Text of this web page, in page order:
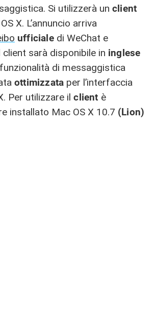
Si utilizzerà un client
X. L’annuncio arriva
ufficialedi WeChat e
sarà disponibile in inglese
di messaggistica
ottimizzata per l’interfaccia
Per utilizzare ilclient è
installato Mac OS X 10.7 (Lion)